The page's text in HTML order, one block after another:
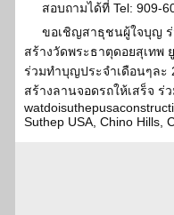
สอบถามได้ที่ Tel: 909-
ขอเชิญสาธุชนผู้ใจบุญ
สร้างวัดพระธาตุดอยสุเทพ
ร่วมทำบุญประจำเดือนๆละ
สร้างลานจอดรถให้เสร็จ
Suthep USA, Chino Hills,